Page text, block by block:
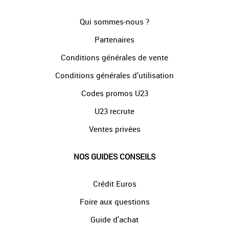
Qui sommes-nous ?
Partenaires
Conditions générales de vente
Conditions générales d'utilisation
Codes promos U23
U23 recrute
Ventes privées
NOS GUIDES CONSEILS
Crédit Euros
Foire aux questions
Guide d'achat